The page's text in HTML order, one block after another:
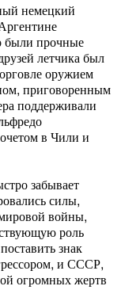
немецкий
были прочные
летчика был
оружием
приговоренным
поддерживали
в Чили и
забывает
силы,
войны,
роль
знак
и СССР,
огромных жертв